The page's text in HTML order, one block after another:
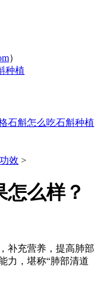
）
种植
石斛怎么吃石斛种植
效 >
么样？
补充营养，提高肺部
力，堪称“肺部清道